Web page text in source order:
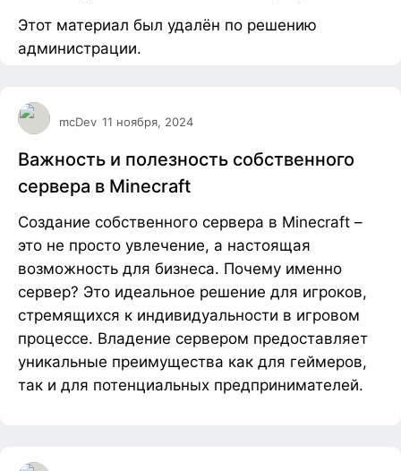
Этот материал был удалён по решению
администрации.
mcDev 11 ноября, 2024
Важность и полезность собственного
сервера в Minecraft
Создание собственного сервера в Minecraft –
это не просто увлечение, а настоящая
возможность для бизнеса. Почему именно
сервер? Это идеальное решение для игроков,
стремящихся к индивидуальности в игровом
процессе. Владение сервером предоставляет
уникальные преимущества как для геймеров,
так и для потенциальных предпринимателей.